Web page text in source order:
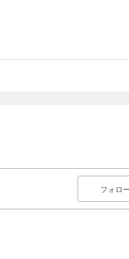
フォロー